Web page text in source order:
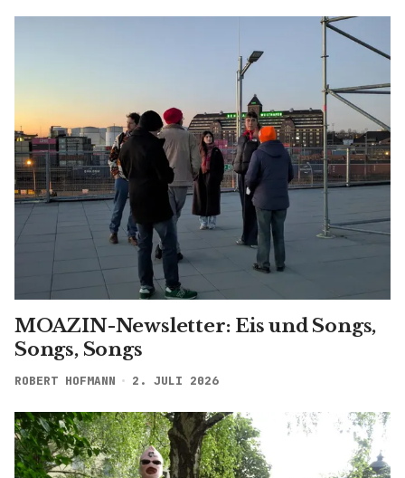
MOAZIN-Newsletter: Eis und Songs,
Songs, Songs
ROBERT HOFMANN 2. JULI 2026